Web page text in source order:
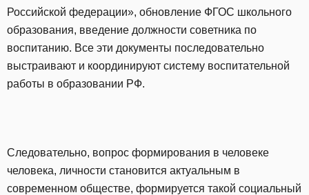
Российской федерации», обновление ФГОС школьного
образования, введение должности советника по
воспитанию. Все эти документы последовательно
выстраивают и координируют систему воспитательной
работы в образовании РФ.
Следовательно, вопрос формирования в человеке
человека, личности становится актуальным в
современном обществе, формируется такой социальный